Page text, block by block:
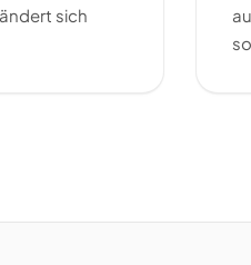
sich